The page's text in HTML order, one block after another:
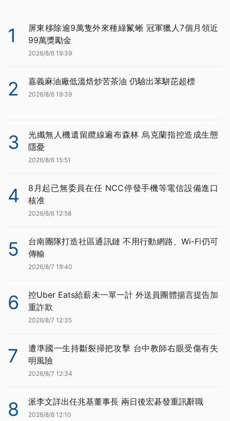
1
屏東移除逾9萬隻外來種綠鬣蜥 冠軍獵人7個月領近
99萬獎勵金
2026/8/6 19:39
2 嘉義麻油廠低溫焙炒苦茶油 仍驗出苯駢芘超標
2026/8/6 19:39
3
光纖無人機遺留纜線遍布森林 烏克蘭指控造成生態
隱憂
2026/8/6 15:51
4
8月起已無委員在任 NCC停發手機等電信設備進口
核准
2026/8/6 12:58
5
台南團隊打造社區通訊鏈 不用行動網路、Wi-Fi仍可
傳輸
2026/8/7 19:40
6
控Uber Eats給薪未一單一計 外送員團體揚言提告加
重詐欺
2026/8/7 12:35
7
遭準國一生持斷裂掃把攻擊 台中教師右眼受傷有失
明風險
2026/8/7 12:34
8 派李文詳出任兆基董事長 兩日後宏碁發重訊辭職
2026/8/8 12:10